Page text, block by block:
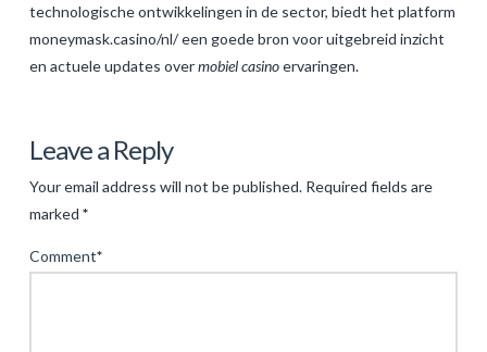
technologische ontwikkelingen in de sector, biedt het platform
moneymask.casino/nl/ een goede bron voor uitgebreid inzicht
en actuele updates overmobiel casinoervaringen.
De
Evolutie
van
Gokken:
Leave a Reply
Your email address will not be published. Required fields are
marked *
Comment*